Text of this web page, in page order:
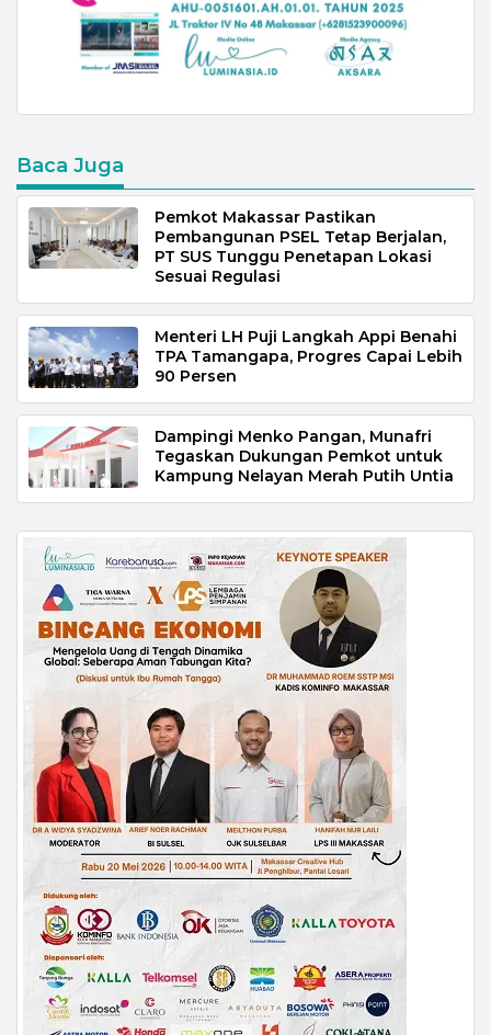
Baca Juga
Pemkot Makassar Pastikan
Pembangunan PSEL Tetap Berjalan,
PT SUS Tunggu Penetapan Lokasi
Sesuai Regulasi
Menteri LH Puji Langkah Appi Benahi
TPA Tamangapa, Progres Capai Lebih
90 Persen
Dampingi Menko Pangan, Munafri
Tegaskan Dukungan Pemkot untuk
Kampung Nelayan Merah Putih Untia